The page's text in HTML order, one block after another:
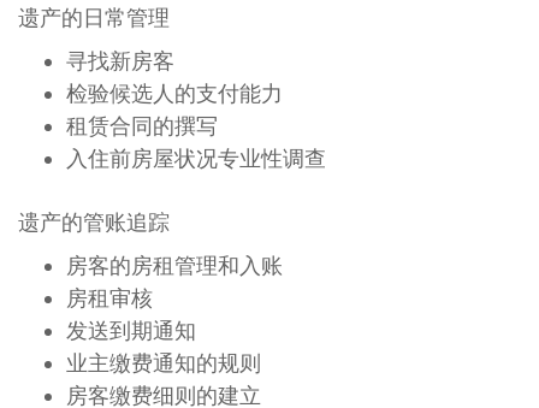
遗产的日常管理
寻找新房客
检验候选人的支付能力
租赁合同的撰写
入住前房屋状况专业性调查
遗产的管账追踪
房客的房租管理和入账
房租审核
发送到期通知
业主缴费通知的规则
房客缴费细则的建立